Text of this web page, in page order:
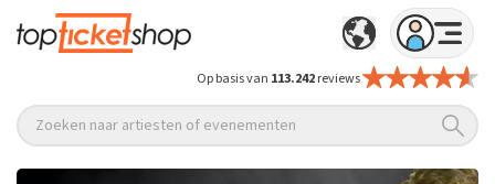
Op basis van 113.242reviews
Zoeken naar artiesten of evenementen